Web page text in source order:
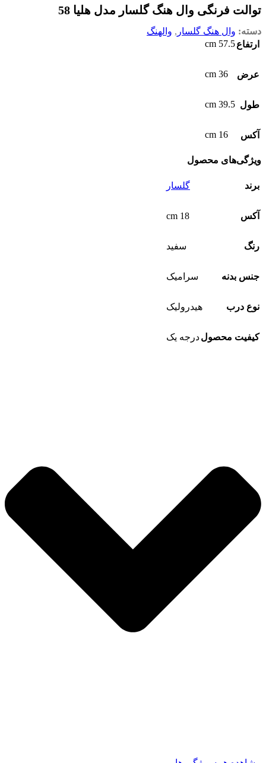
توالت فرنگی وال هنگ گلسار مدل هلیا 58
دسته: وال هنگ گلسار , والهنگ
ارتفاع57.5 cm
عرض 36 cm
طول 39.5 cm
آکس 16 cm
ویژگی‌های محصول
برند گلسار
آکس 18 cm
رنگ سفید
جنس بدنه سرامیک
نوع درب هیدرولیک
کیفیت محصولدرجه یک